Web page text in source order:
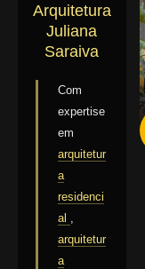
Arquitetura
Juliana
Saraiva
Com
expertise
em
arquitetur
a
residenci
al
arquitetur
a